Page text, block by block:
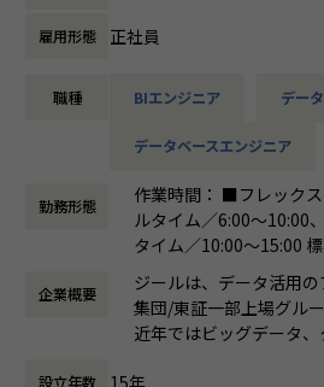
ます。お客様に対する長
【詳細】
画、設計、実装まで、プロジェクトに
●主に要件定義からテストまでお任せ
エンドユーザーとのコミュニケーショ
験に基づくスキルアップ・キャリアア
●エンドユーザー様と直接やり取りを
定義など上流工程に携われます。
■募集背景
雇用形態 正社員
職種 BIエンジニア デー
データベースエンジニア
勤務形態
作業時間： ■フレック
ルタイム／6:00～10:00
タイム／10:00～15:00
労働時間)／9:00～18:00
働き方：フレックス制
時間外労働の有無： 有
休憩時間： 60分
企業概要
ジールは、データ活用
集団/東証一部上場グル
近年ではビッグデータ
設立年数 15年